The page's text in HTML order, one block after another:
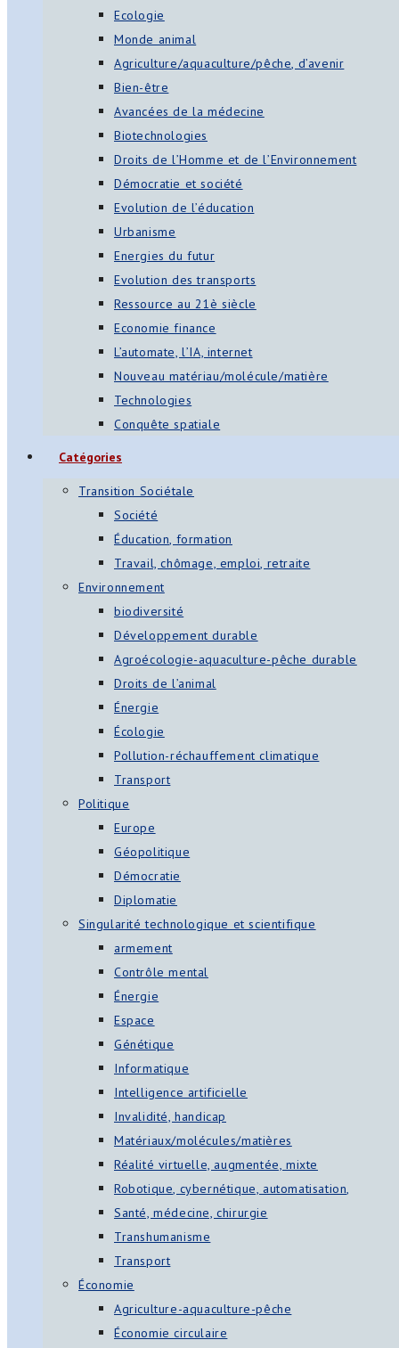
Ecologie
Monde animal
Agriculture/aquaculture/pêche, d’avenir
Bien-être
Avancées de la médecine
Biotechnologies
Droits de l’Homme et de l’Environnement
Démocratie et société
Evolution de l’éducation
Urbanisme
Energies du futur
Evolution des transports
Ressource au 21è siècle
Economie finance
L’automate, l’IA, internet
Nouveau matériau/molécule/matière
Technologies
Conquête spatiale
Catégories
Transition Sociétale
Société
Éducation, formation
Travail, chômage, emploi, retraite
Environnement
biodiversité
Développement durable
Agroécologie-aquaculture-pêche durable
Droits de l’animal
Énergie
Écologie
Pollution-réchauffement climatique
Transport
Politique
Europe
Géopolitique
Démocratie
Diplomatie
Singularité technologique et scientifique
armement
Contrôle mental
Énergie
Espace
Génétique
Informatique
Intelligence artificielle
Invalidité, handicap
Matériaux/molécules/matières
Réalité virtuelle, augmentée, mixte
Robotique, cybernétique, automatisation,
Santé, médecine, chirurgie
Transhumanisme
Transport
Économie
Agriculture-aquaculture-pêche
Économie circulaire